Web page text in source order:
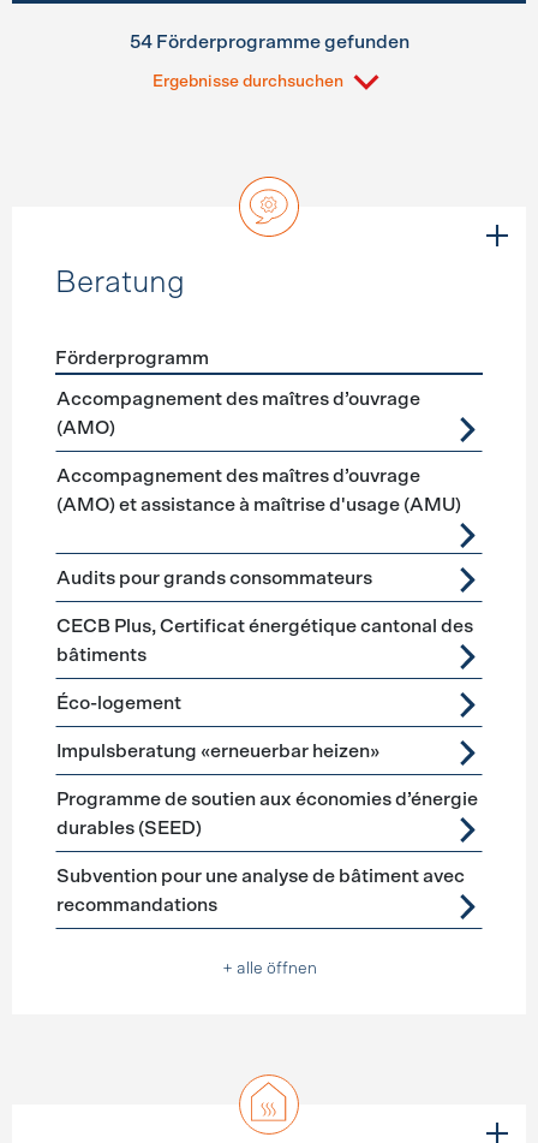
54 Förderprogramme gefunden
Ergebnisse durchsuchen
Beratung
Förderprogramme Beratung
Förderprogramm
Accompagnement des maîtres d’ouvrage
(AMO)
Accompagnement des maîtres d’ouvrage
(AMO) et assistance à maîtrise d'usage (AMU)
Audits pour grands consommateurs
CECB Plus, Certificat énergétique cantonal des
bâtiments
Éco-logement
Impulsberatung «erneuerbar heizen»
Programme de soutien aux économies d’énergie
durables (SEED)
Subvention pour une analyse de bâtiment avec
recommandations
+ alle öffnen